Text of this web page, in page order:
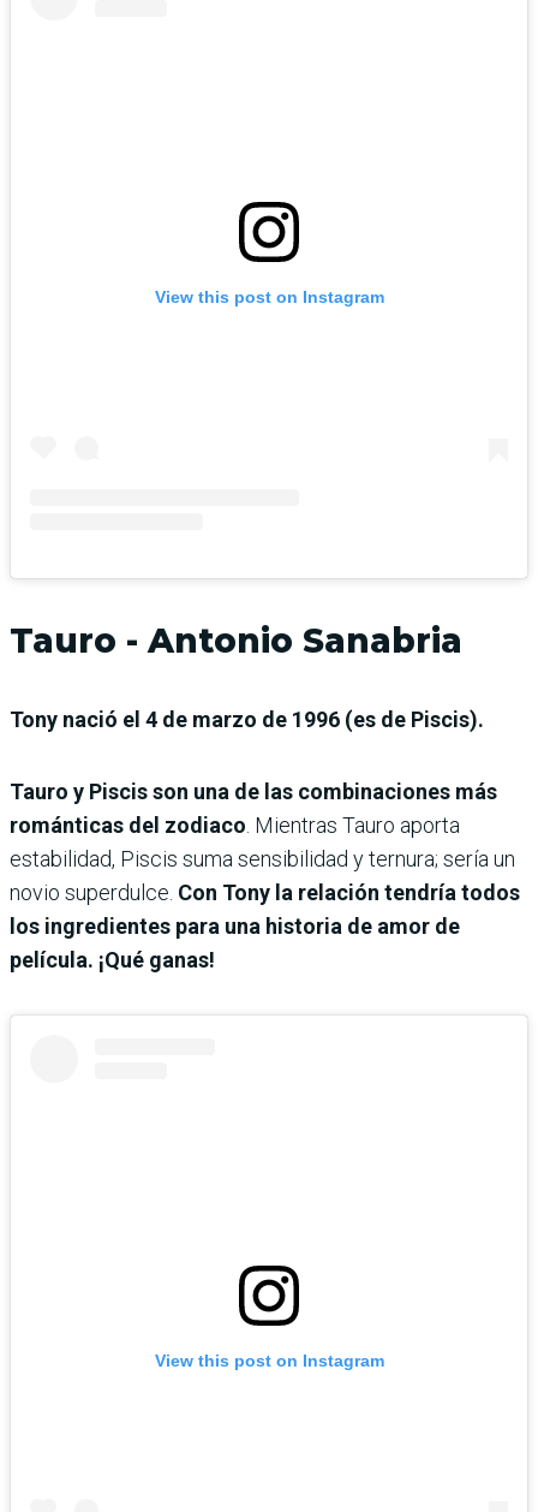
View this post on Instagram
Tauro - Antonio Sanabria
Tony nació el 4 de marzo de 1996 (es de Piscis).
Tauro y Piscis son una de las combinaciones más
románticas del zodiaco. Mientras Tauro aporta
estabilidad, Piscis suma sensibilidad y ternura; sería un
novio superdulce. Con Tony la relación tendría todos
los ingredientes para una historia de amor de
película. ¡Qué ganas!
View this post on Instagram